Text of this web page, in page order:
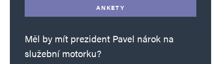
Informujte mě o nových komentářích e-mailem.
ANKETY
Měl by mít prezident Pavel nárok na
služební motorku?